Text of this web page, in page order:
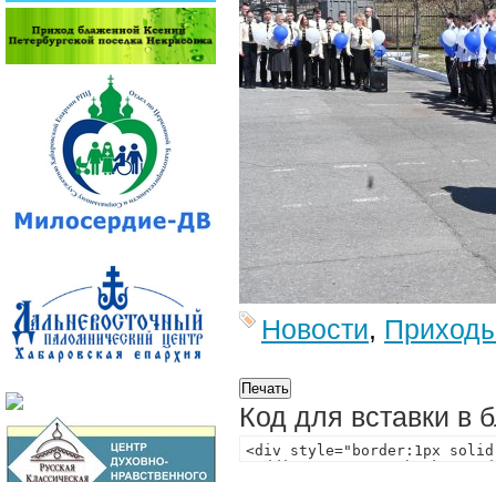
Новости,
Код для вставки в